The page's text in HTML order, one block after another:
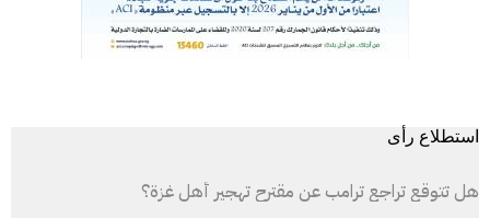
استطلاع رأى
هل تتوقع تراجع ترامب عن مقترح تهجير أهل غزة؟